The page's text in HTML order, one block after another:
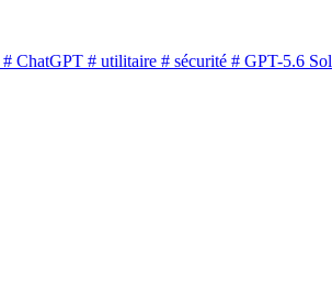
# ChatGPT # utilitaire # sécurité # GPT-5.6 Sol